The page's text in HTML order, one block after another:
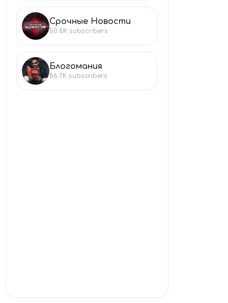
СР Срочные Новости
50.6K subscribers
БЛ Блогомания
86.7K subscribers